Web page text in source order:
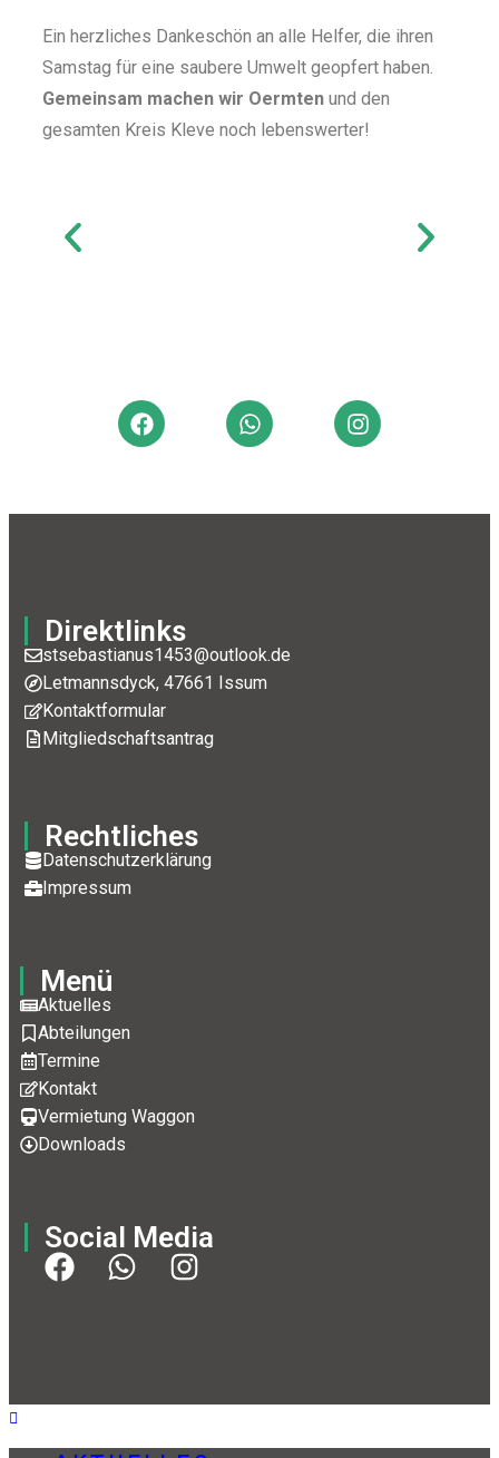
Ein herzliches Dankeschön an alle Helfer, die ihren
Samstag für eine saubere Umwelt geopfert haben.
Gemeinsam machen wir Oermten und den
gesamten Kreis Kleve noch lebenswerter!
Direktlinks
stsebastianus1453@outlook.de
Letmannsdyck, 47661 Issum
Kontaktformular
Mitgliedschaftsantrag
Rechtliches
Datenschutzerklärung
Impressum
Menü
Aktuelles
Abteilungen
Termine
Kontakt
Vermietung Waggon
Downloads
Social Media